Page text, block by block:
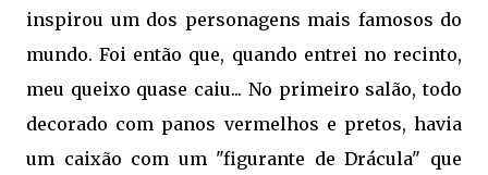
inspirou um dos personagens mais famosos do
mundo. Foi então que, quando entrei no recinto,
meu queixo quase caiu... No primeiro salão, todo
decorado com panos vermelhos e pretos, havia
um caixão com um "figurante de Drácula" que